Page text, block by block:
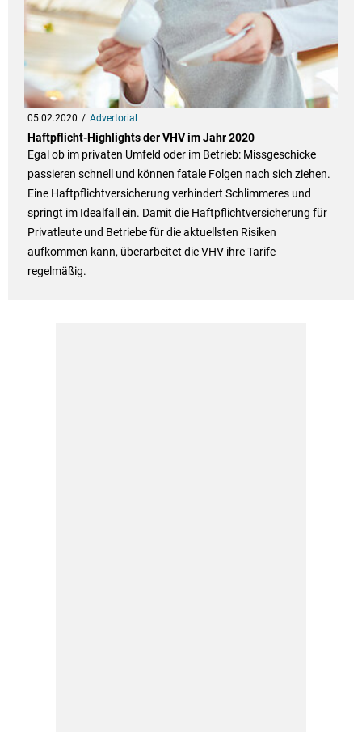
05.02.2020 Advertorial
Haftpflicht-Highlights der VHV im Jahr 2020
Egal ob im privaten Umfeld oder im Betrieb: Missgeschicke
passieren schnell und können fatale Folgen nach sich ziehen.
Eine Haftpflichtversicherung verhindert Schlimmeres und
springt im Idealfall ein. Damit die Haftpflichtversicherung für
Privatleute und Betriebe für die aktuellsten Risiken
aufkommen kann, überarbeitet die VHV ihre Tarife
regelmäßig.